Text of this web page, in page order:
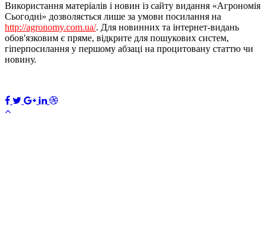
Використання матеріалів і новин із сайту видання «Агрономія
Сьогодні» дозволяється лише за умови посилання на
http://agronomy.com.ua/. Для новинних та інтернет-видань
обов'язковим є пряме, відкрите для пошукових систем,
гіперпосилання у першому абзаці на процитовану статтю чи
новину.